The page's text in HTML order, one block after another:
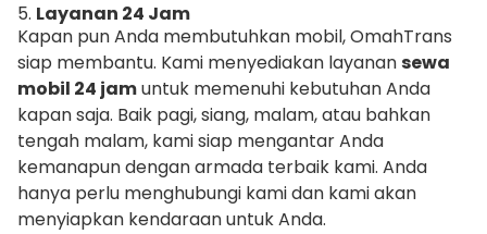
5. Layanan 24 Jam
Kapan pun Anda membutuhkan mobil, OmahTrans
siap membantu. Kami menyediakan layanansewa
mobil 24 jamuntuk memenuhi kebutuhan Anda
kapan saja. Baik pagi, siang, malam, atau bahkan
tengah malam, kami siap mengantar Anda
kemanapun dengan armada terbaik kami. Anda
hanya perlu menghubungi kami dan kami akan
menyiapkan kendaraan untuk Anda.